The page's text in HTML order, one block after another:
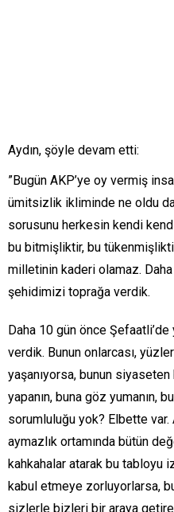
Aydın, şöyle devam etti:
”Bugün AKP’ye oy vermiş
ümitsizlik ikliminde ne oldu
sorusunu herkesin kendi
bu bitmişliktir, bu
milletinin kaderi olamaz. Daha
şehidimizi toprağa verdik.
Daha 10 gün önce
verdik. Bunun onlarcası,
yaşanıyorsa, bunun
yapanın, buna göz yumanın,
sorumluluğu yok? Elbette
aymazlık ortamında bütün
kahkahalar atarak bu tabloyu
kabul etmeye zorluyorlarsa,
sizlerle bizleri bir araya